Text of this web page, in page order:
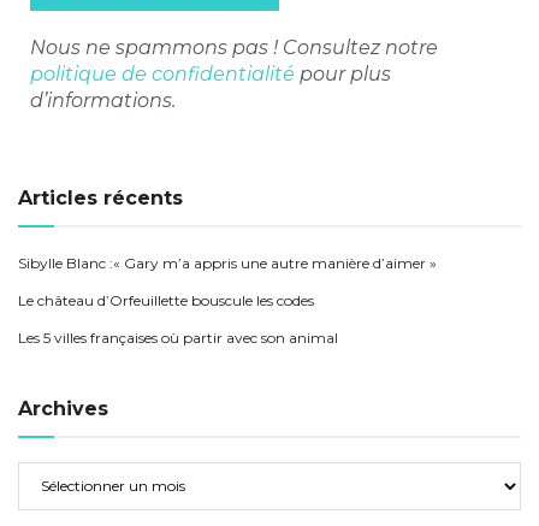
Nous ne spammons pas ! Consultez notre
politique de confidentialité pour plus
d’informations.
Articles récents
Sibylle Blanc :« Gary m’a appris une autre manière d’aimer »
Le château d’Orfeuillette bouscule les codes
Les 5 villes françaises où partir avec son animal
Archives